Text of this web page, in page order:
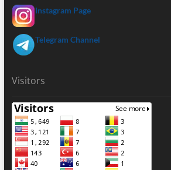
Instagram Page
Telegram Channel
Visitors